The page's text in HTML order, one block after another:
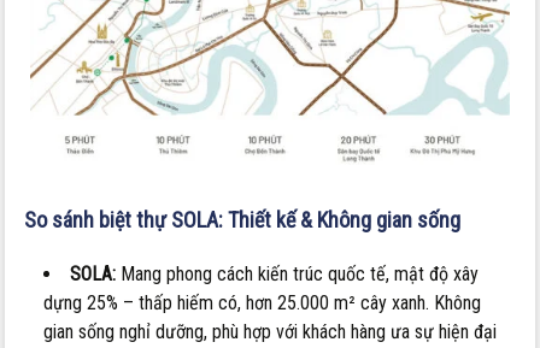
So sánh biệt thự SOLA:Thiết kế & Không gian sống
SOLA: Mang phong cách kiến trúc quốc tế, mật độ xây
dựng 25% – thấp hiếm có, hơn 25.000 m² cây xanh. Không
gian sống nghỉ dưỡng, phù hợp với khách hàng ưa sự hiện đại